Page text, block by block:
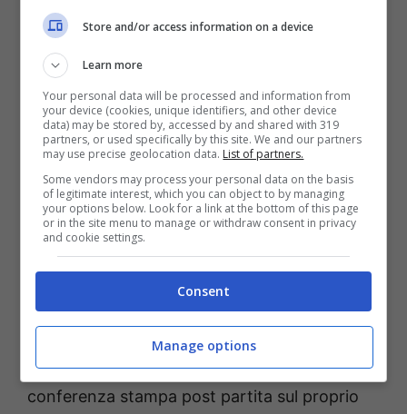
anche contro ilPisa. Le sue geometrie stanno
risultando fondamentali per aiutare la
squadra ad uscire dal pressing, come
successo anche in occasione del primo gol
contro l’Udinese. Normale dunque che
1998 croato con una certa regolarità.
rientro di
ritagliarsi con la stessa frequenza un posto
nell’undici titolare. Emblematico in questo
senso quanto detto da Italiano nella
conferenza stampa post partita sul proprio
Store and/or access information on a device
Learn more
Your personal data will be processed and information from
your device (cookies, unique identifiers, and other device
data) may be stored by, accessed by and shared with 319
partners, or used specifically by this site. We and our partners
may use precise geolocation data. List of partners.
Some vendors may process your personal data on the basis
of legitimate interest, which you can object to by managing
your options below. Look for a link at the bottom of this page
or in the site menu to manage or withdraw consent in privacy
and cookie settings.
Consent
Manage options